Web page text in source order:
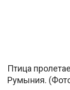
Птица
Румыния.